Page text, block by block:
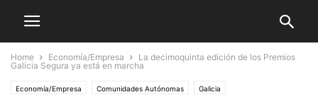
Home Economía/Empresa
La decimoquinta edición de los Premios
Galicia Segura ya está en marcha
Economía/Empresa Comunidades Autónomas Galicia